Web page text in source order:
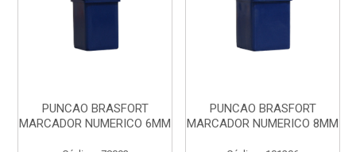
PUNCAO BRASFORT
MARCADOR NUMERICO 6MM
PUNCAO BRASFORT
MARCADOR NUMERICO 8MM